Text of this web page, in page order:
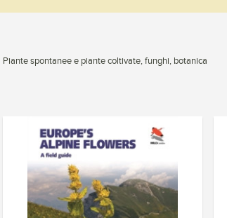
Piante spontanee e piante coltivate, funghi, botanica